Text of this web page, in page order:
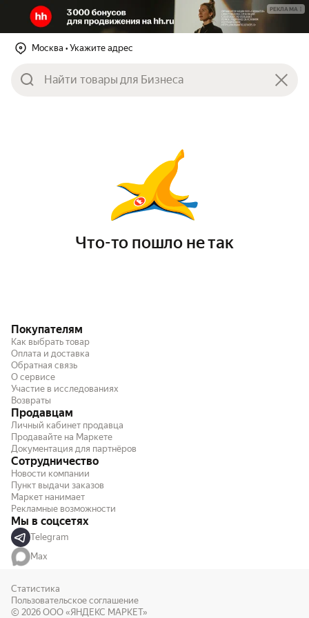
РЕКЛАМА
Москва • Укажите адрес
Что-то пошло не так
Покупателям
Как выбрать товар
Оплата и доставка
Обратная связь
О сервисе
Участие в исследованиях
Возвраты
Продавцам
Личный кабинет продавца
Продавайте на Маркете
Документация для партнёров
Сотрудничество
Новости компании
Пункт выдачи заказов
Маркет нанимает
Рекламные возможности
Мы в соцсетях
Telegram
Max
Статистика
Пользовательское соглашение
© 2026 ООО «ЯНДЕКС МАРКЕТ»